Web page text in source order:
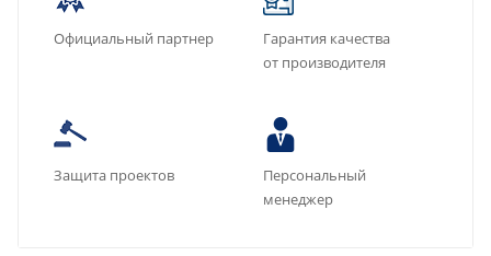
Официальный партнер
Гарантия качества
от производителя
Защита проектов
Персональный
менеджер